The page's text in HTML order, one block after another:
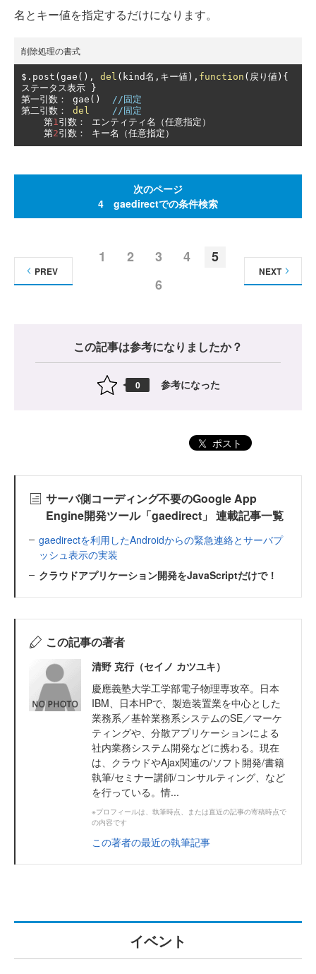
名とキー値を指定するだけになります。
削除処理の書式
$ . post (gae (), del ( kind名,キー値), function (戻り値){
ステータス表示 }
第一引数：
gae ()
//固定
第二引数：
del
//固定
第1 引数：
エンティティ名（任意指定）
第2引数： キー名（任意指定）
次のページ
4 gaedirectでの条件検索
1 2 3 4
5
6
PREV NEXT
この記事は参考になりましたか？
0 参考になった
ポスト
サーバ側コーディング不要のGoogle App
Engine開発ツール「gaedirect」 連載記事一覧
gaedirectを利用したAndroidからの緊急連絡とサーバプ
ッシュ表示の実装
クラウドアプリケーション開発をJavaScriptだけで！
この記事の著者
清野 克行（セイノ カツユキ）
慶應義塾大学工学部電子物理専攻卒。日本
IBM、日本HPで、製造装置業を中心とした
業務系／基幹業務系システムのSE／マーケ
ティングや、分散アプリケーションによる
社内業務システム開発などに携わる。現在
は、クラウドやAjax関連の/ソフト開発/書籍
執筆/セミナー講師/コンサルティング、など
を行っている。情...
※プロフィールは、執筆時点、または直近の記事の寄稿時点で
の内容です
この著者の最近の執筆記事
イベント